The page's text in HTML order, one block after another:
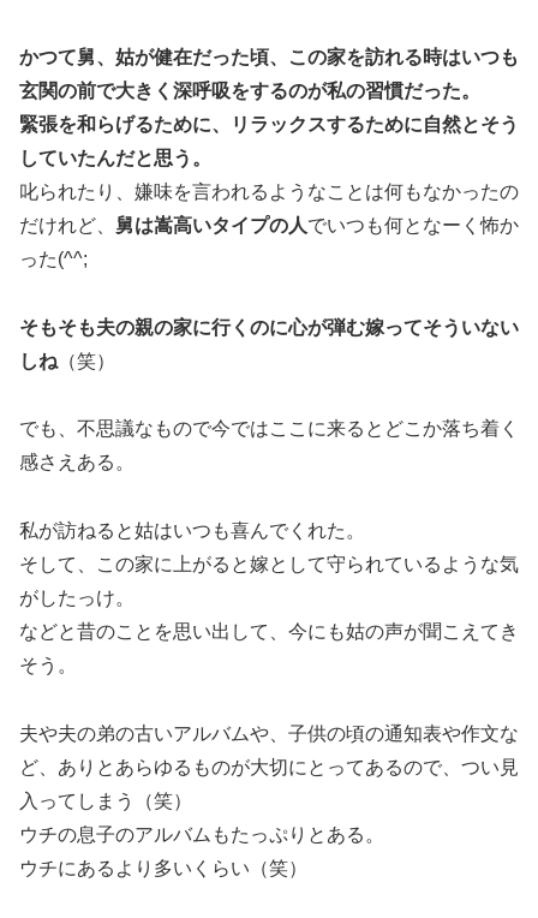
かつて舅、姑が健在だった頃、この家を訪れる時はいつも
玄関の前で大きく深呼吸をするのが私の習慣だった。
緊張を和らげるために、リラックスするために自然とそう
していたんだと思う。
叱られたり、嫌味を言われるようなことは何もなかったの
だけれど、 舅は嵩高いタイプの人でいつも何となーく怖か
った(^^;
そもそも夫の親の家に行くのに心が弾む嫁ってそういない
しね （笑）
でも、不思議なもので今ではここに来るとどこか落ち着く
感さえある。
私が訪ねると姑はいつも喜んでくれた。
そして、この家に上がると嫁として守られているような気
がしたっけ。
などと昔のことを思い出して、今にも姑の声が聞こえてき
そう。
夫や夫の弟の古いアルバムや、子供の頃の通知表や作文な
ど、ありとあらゆるものが大切にとってあるので、つい見
入ってしまう（笑）
ウチの息子のアルバムもたっぷりとある。
ウチにあるより多いくらい（笑）